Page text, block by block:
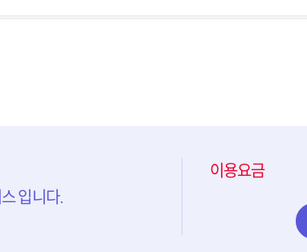
입니다.
이용요금